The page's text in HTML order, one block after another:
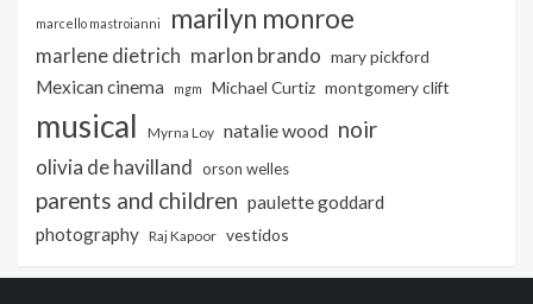
marcello mastroianni marilyn monroe
marlene dietrich marlon brando mary pickford
Mexican cinema mgm Michael Curtiz montgomery clift
musical Myrna Loy natalie wood noir
olivia de havilland orson welles
parents and children paulette goddard
photography Raj Kapoor vestidos